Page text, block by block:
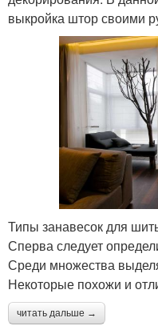
выкройка штор своими
Типы занавесок для
Сперва следует
Среди множества
Некоторые похожи и
читать дальше →